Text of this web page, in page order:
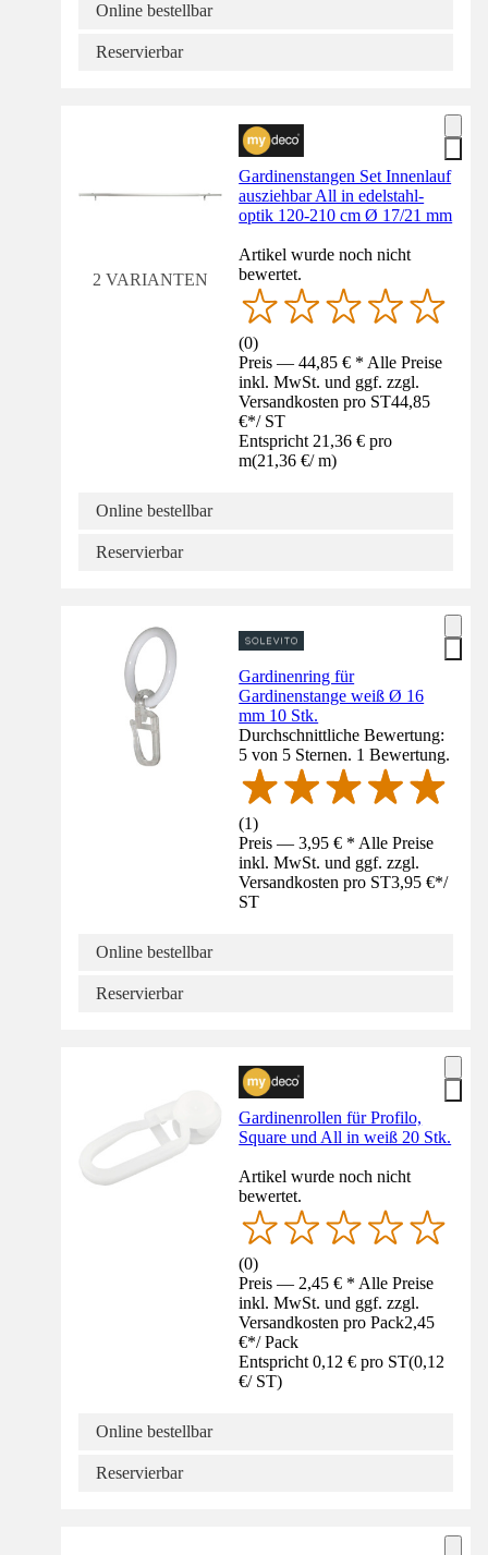
Online bestellbar
Reservierbar
2 VARIANTEN
Gardinenstangen Set Innenlauf
ausziehbar All in edelstahl-
optik 120-210 cm Ø 17/21 mm
Artikel wurde noch nicht
bewertet.
(0)
Preis — 44,85 € * Alle Preise
inkl. MwSt. und ggf. zzgl.
Versandkosten pro ST44,85
€*/ ST
Entspricht 21,36 € pro
m(21,36 €/ m)
Online bestellbar
Reservierbar
Gardinenring für
Gardinenstange weiß Ø 16
mm 10 Stk.
Durchschnittliche Bewertung:
5 von 5 Sternen. 1 Bewertung.
(1)
Preis — 3,95 € * Alle Preise
inkl. MwSt. und ggf. zzgl.
Versandkosten pro ST3,95 €*/
ST
Online bestellbar
Reservierbar
Gardinenrollen für Profilo,
Square und All in weiß 20 Stk.
Artikel wurde noch nicht
bewertet.
(0)
Preis — 2,45 € * Alle Preise
inkl. MwSt. und ggf. zzgl.
Versandkosten pro Pack2,45
€*/ Pack
Entspricht 0,12 € pro ST(0,12
€/ ST)
Online bestellbar
Reservierbar